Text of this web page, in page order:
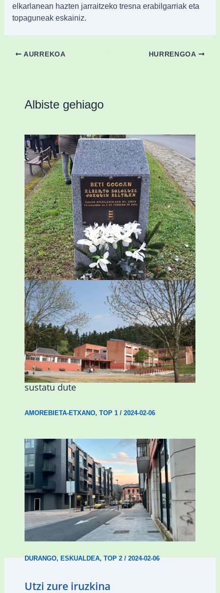
elkarlanean hazten jarraitzeko tresna erabilgarriak eta
topaguneak eskainiz.
AURREKOA HURRENGOA
Albiste gehiago
«Azkenengo 40 urteetan Zaldibar jo zuen
ingurumen-hondamendirik larriena»
ESKUALDEA,ZALDIBAR/2024-02-06
Amorebietak eta Eusko Jaurlaritzak
Urritxen institutu berri bat eraikitzea
sustatu dute
AMOREBIETA-ETXANO, TOP 1/ 2024-02-06
Udal etxebizitza tasatuei buruzko lehen
ordenantza izango du Durangok
DURANGO,ESKUALDEA,TOP 2/2024-02-06
Utzi zure iruzkina